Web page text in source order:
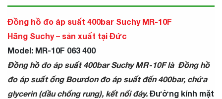
Đồng hồ đo áp suất 400bar Suchy MR-10F
Hãng Suchy – sản xuất tại Đức
Model: MR-10F 063 400
Đồng hồ đo áp suất 400bar Suchy MR-10F là Đồng hồ
đo áp suất ống Bourdon đo áp suất đến 400bar, chứa
glycerin (dầu chống rung), kết nối đáy. Đường kính mặt